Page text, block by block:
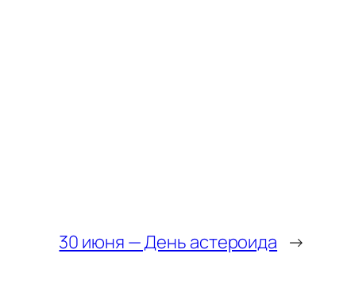
30 июня — День астероида →